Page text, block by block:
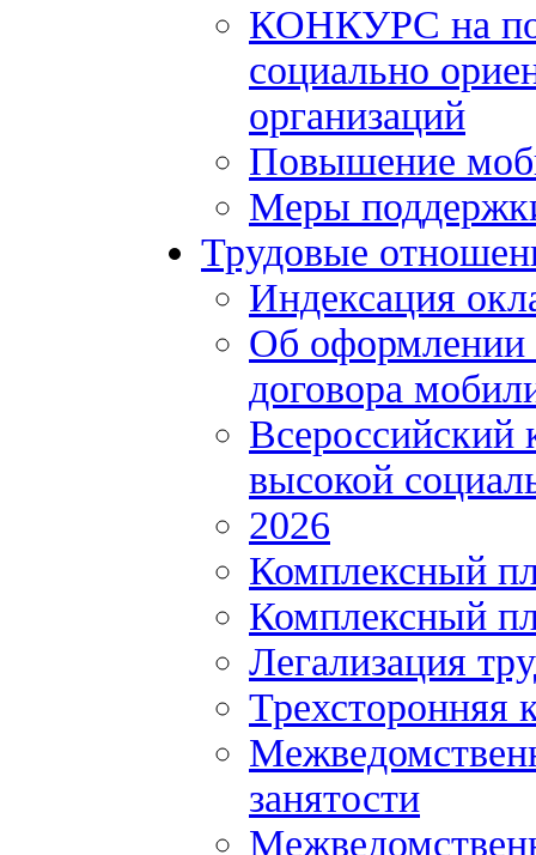
КОНКУРС на
социально
организаций
Повышение
Меры
Трудовые
Индексация
Об оформлении
договора
Всероссийский
высокой
2026
Комплексный
Комплексный
Легализация
Трехсторонняя
занятости